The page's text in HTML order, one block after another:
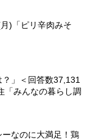
)「ピリ辛肉みそ
？」＜回答数37,131
「みんなの暮らし調
ーなのに大満足！鶏